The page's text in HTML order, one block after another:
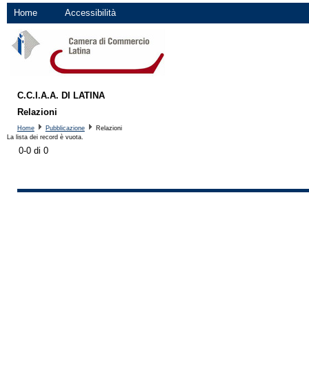
Home Accessibilità
C.C.I.A.A. DI LATINA
Relazioni
Home Pubblicazione
Relazioni
La lista dei record è vuota.
0-0 di 0